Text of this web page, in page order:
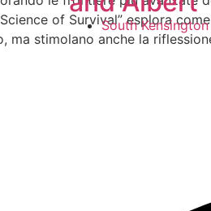
of Survival” esplora
ma stimolano anche la
South Kensington